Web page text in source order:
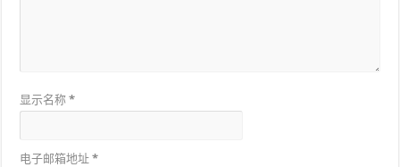
显示名称*
电子邮箱地址*